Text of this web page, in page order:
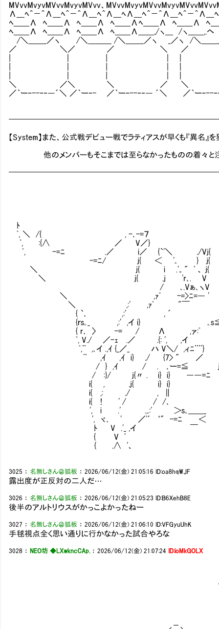
MVvvMvyvMVvvMvyvMVvv、
Λ＿ﾍ＾－＾Λ＿ﾍ＾－＾Λ＿ﾍ＾Λ＿ﾍΛ＿ﾍ＾－＾Λ＿ﾍ＾－＾
ﾍ＿＿Λ ﾍ＿＿Λ ﾍ＿＿Λ ﾍ＿＿Λﾍ＿＿Λ ﾍ＿＿Λ ﾍ＿
ﾍ＿＿Λ ﾍ＿＿Λ ﾍ＿＿Λ ﾍ＿＿Λ＿＿,/ヽ＿ /ヽ＿＿,.ヘ /
/＼＿＿_／ヽ /＼＿＿＿ /＼＿＿_／ヽ _／ヽ /＼＿＿_
／ ＼／ ／ ＼ ／
＼ ／＼ ＼ ／ ＼
／｀ー‐--‐‐―´＼ ／｀ー‐- ／｀ー‐--‐‐― ´＼ ／｀ー
【System】また、公式戦デビュー戦でラティアスが早くも『異名』
他のメンバーもそこまでは至らなかったものの着々と注
ﾄ
ﾟ, ＼ /{ , -､-=７
ﾟ, Ⅵ:{∧ ／ V／}
ﾟ, -=ﾆ .／ i／ {`'＼ ./Vj{
-=ﾆ/ j{ ＜ '｡ } j{
＼ j{ i .'。" ' 、 j{
＼ j{ .j 'r､. V
/ ､.Vぁ､ヽV
＼ ,ｧﾟ -=>ﾆ=― '
＼ ,:' ,ｧﾟ "
{ `､ ,:' , ´ ＿＿./
{ｒs｡_ ,:' ,イ i} ｡s≦ /
{ r､ 〉 -= / Λ ,ァ:ﾟ {
ﾟ, V./ ／-ｪ .／ .{: ', ,イ ＼
ﾟ,¨ ,､イ .,ｲ {_／_ ハ V＼/ ,ィﾆ
¨ ,ｲ ,ｲ i} ./ {7> " ／ .
/ } ,ｲ / .Ⅳ､ー=≦ jI斗 '’
/ :}/ j{〃 . i} i} ――=ﾆ
i{ , .j{ i} i}
i{ ,: ./ , ∥
i{ ! ' / / /､
', i .' .,.:' ＞s｡＿＿_
', ヾ､ ' ／'´ ‘" -=ﾆ ＜
ﾄ V .'_ ,イ ￣
{ V '
{ .∧ '、
3025 ： 名無しさん＠狐板 ：2026/06/12(金) 21:05:16 ID:oa8hqWJF
露出度が正反対の二人だ…
3026 ： 名無しさん＠狐板 ：2026/06/12(金) 21:05:23 ID:B6XehB8E
後半のアルトリウスがかっこよかったねー
3027 ： 名無しさん＠狐板 ：2026/06/12(金) 21:06:10 ID:VFGyuUhK
手毬視点全く思い通りに行かなかった試合やろな
3028 ： NEO坊 ◆LXwkncCAp. ：2026/06/12(金) 21:07:24 ID:ioMkGOLX
∨: : : : : : : : : : : : : : : : : : :